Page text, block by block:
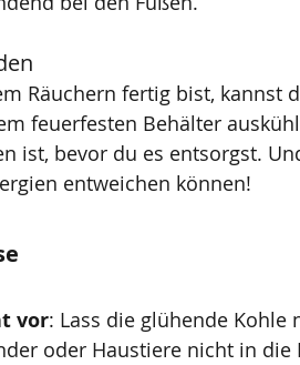
Räuchern fertig bist, kannst
feuerfesten Behälter
ist, bevor du es entsorgst.
entweichen können!
vor: Lass die glühende
oder Haustiere nicht in